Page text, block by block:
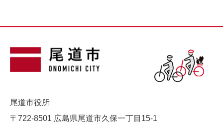
尾道市役所
〒722-8501 広島県尾道市久保一丁目15-1